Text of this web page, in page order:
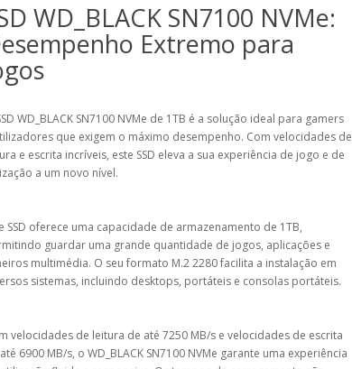
WD_BLACK SN7100 NVMe:
Extremo para
WD_BLACK SN7100 NVMe de 1TB é a solução ideal para gamers
que exigem o máximo desempenho. Com velocidades de
e escrita incríveis, este SSD eleva a sua experiência de jogo e de
a um novo nível.
SSD oferece uma capacidade de armazenamento de 1TB,
guardar uma grande quantidade de jogos, aplicações e
multimédia. O seu formato M.2 2280 facilita a instalação em
sistemas, incluindo desktops, portáteis e consolas portáteis.
velocidades de leitura de até 7250 MB/s e velocidades de escrita
6900 MB/s, o WD_BLACK SN7100 NVMe garante uma experiência